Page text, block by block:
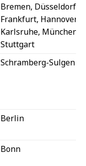
Bremen, Düsseldorf,
Frankfurt, Hannover,
Karlsruhe, München,
Stuttgart
Schramberg-Sulgen
Berlin
Bonn